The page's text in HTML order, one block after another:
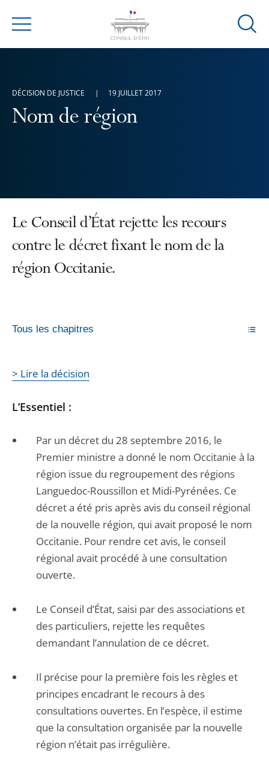
Menu
Ouvrir
Nom de région
DÉCISION DE JUSTICE 19 JUILLET 2017
Le Conseil d’État rejette les recours
contre le décret fixant le nom de la
région Occitanie.
Tous les chapitres
> Lire la décision
L’Essentiel :
Par un décret du 28 septembre 2016, le
Premier ministre a donné le nom Occitanie à la
région issue du regroupement des régions
Languedoc-Roussillon et Midi-Pyrénées. Ce
décret a été pris après avis du conseil régional
de la nouvelle région, qui avait proposé le nom
Occitanie. Pour rendre cet avis, le conseil
régional avait procédé à une consultation
ouverte.
Le Conseil d’État, saisi par des associations et
des particuliers, rejette les requêtes
demandant l’annulation de ce décret.
Il précise pour la première fois les règles et
principes encadrant le recours à des
consultations ouvertes. En l’espèce, il estime
que la consultation organisée par la nouvelle
région n’était pas irrégulière.